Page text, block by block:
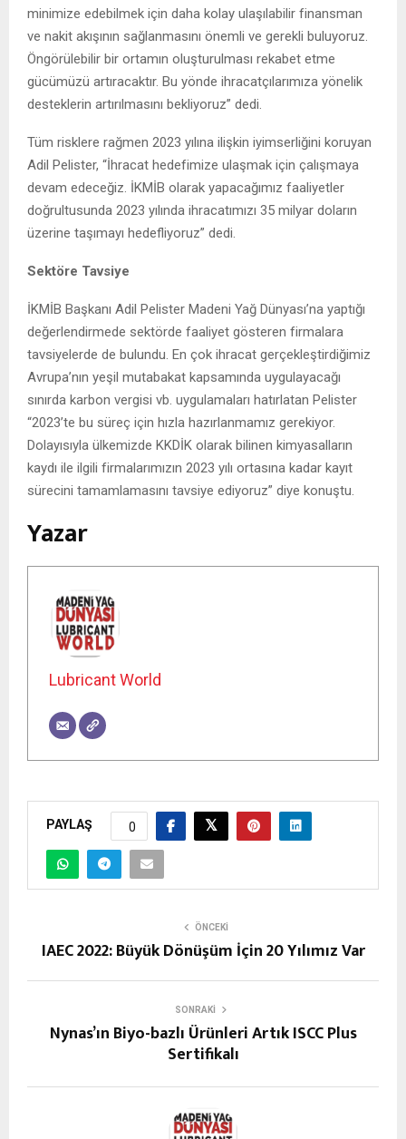
minimize edebilmek için daha kolay ulaşılabilir finansman
ve nakit akışının sağlanmasını önemli ve gerekli buluyoruz.
Öngörülebilir bir ortamın oluşturulması rekabet etme
gücümüzü artıracaktır. Bu yönde ihracatçılarımıza yönelik
desteklerin artırılmasını bekliyoruz” dedi.
Tüm risklere rağmen 2023 yılına ilişkin iyimserliğini koruyan
Adil Pelister, “İhracat hedefimize ulaşmak için çalışmaya
devam edeceğiz. İKMİB olarak yapacağımız faaliyetler
doğrultusunda 2023 yılında ihracatımızı 35 milyar doların
üzerine taşımayı hedefliyoruz” dedi.
Sektöre Tavsiye
İKMİB Başkanı Adil Pelister Madeni Yağ Dünyası’na yaptığı
değerlendirmede sektörde faaliyet gösteren firmalara
tavsiyelerde de bulundu. En çok ihracat gerçekleştirdiğimiz
Avrupa’nın yeşil mutabakat kapsamında uygulayacağı
sınırda karbon vergisi vb. uygulamaları hatırlatan Pelister
“2023’te bu süreç için hızla hazırlanmamız gerekiyor.
Dolayısıyla ülkemizde KKDİK olarak bilinen kimyasalların
kaydı ile ilgili firmalarımızın 2023 yılı ortasına kadar kayıt
sürecini tamamlamasını tavsiye ediyoruz” diye konuştu.
Yazar
Lubricant World
PAYLAŞ 0
ÖNCEKI
IAEC 2022: Büyük Dönüşüm İçin 20 Yılımız Var
SONRAKI
Nynas’ın Biyo-bazlı Ürünleri Artık ISCC Plus
Sertifikalı